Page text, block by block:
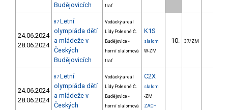
Budějovicích
trať
24.06.2024
28.06.2024
87 Letní
olympiáda dětí
a mládeže v
Českých
Budějovicích
Vodácký areál
Lídy Polesné Č.
Budějovice -
horní slalomová
trať
K1S
slalom
W-ZM
10. 37/ZM
24.06.2024
28.06.2024
87 Letní
olympiáda dětí
a mládeže v
Českých
Vodácký areál
Lídy Polesné Č.
Budějovice -
horní slalomová
C2X
slalom
-ZM
ZACH